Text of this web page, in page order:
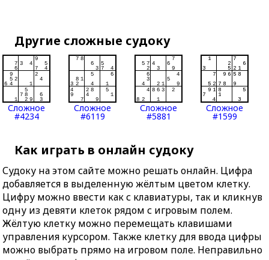
Другие сложные судоку
Сложное
#4234
Сложное
#6119
Сложное
#5881
Сложное
#1599
Как играть в онлайн судоку
Судоку на этом сайте можно решать онлайн. Цифра
добавляется в выделенную жёлтым цветом клетку.
Цифру можно ввести как с клавиатуры, так и кликнув
одну из девяти клеток рядом с игровым полем.
Жёлтую клетку можно перемещать клавишами
управления курсором. Также клетку для ввода цифры
можно выбрать прямо на игровом поле. Неправильно